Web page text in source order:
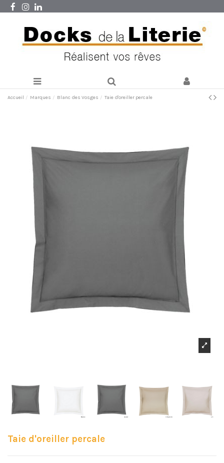
Accueil Marques Blanc des Vosges Taie d'oreiller percale
Taie d'oreiller percale